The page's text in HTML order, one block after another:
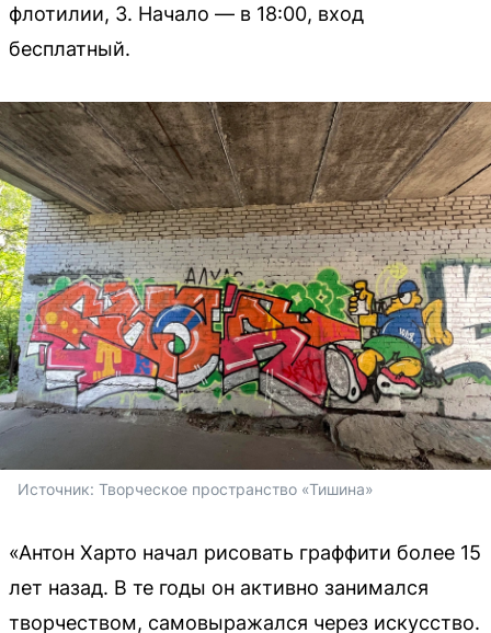
флотилии, 3. Начало — в 18:00, вход
бесплатный.
Источник: Творческое пространство «Тишина»
«Антон Харто начал рисовать граффити более 15
лет назад. В те годы он активно занимался
творчеством, самовыражался через искусство.